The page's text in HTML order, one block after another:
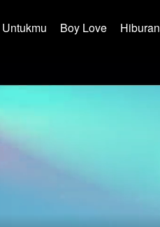
Untukmu Boy Love Hiburan